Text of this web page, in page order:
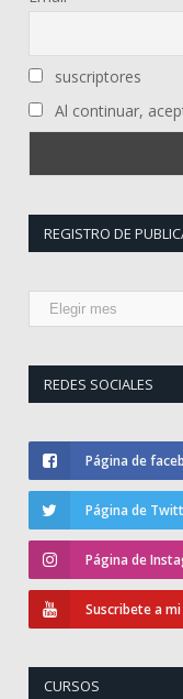
suscriptores
Al continuar,
REGISTRO DE
Registro
REDES SOCIALES
Página de
Página de
Página de
Suscribete a
CURSOS